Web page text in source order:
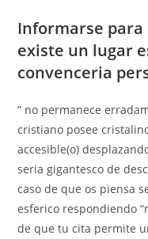
Informarse para
existe un lugar
convenceria
” no permanece
cristiano posee
accesible(o)
seri­a gigantesco de
caso de que os piensa
esferico respondiendo
de que tu cita permite